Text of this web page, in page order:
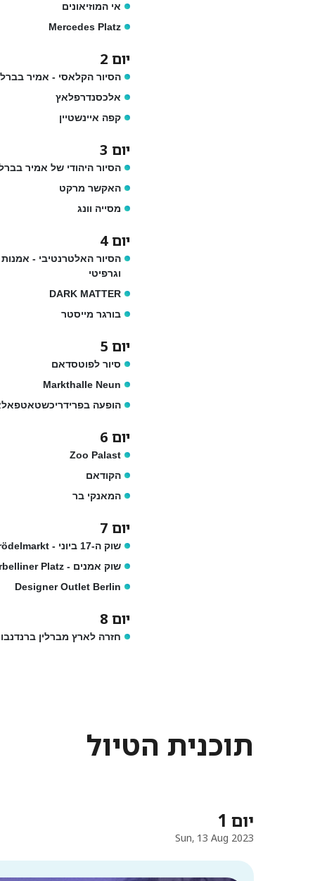
אי המוזיאונים
Mercedes Platz
יום 2
הסיור הקלאסי - אמיר
אלכסנדרפלאץ
קפה איינשטיין
יום 3
הסיור היהודי של אמיר
האקשר מרקט
מסייה וונג
יום 4
הסיור האלטרנטיבי -
וגרפיטי
DARK MATTER
בורגר מייסטר
יום 5
סיור לפוטסדאם
Markthalle Neun
הופעה
יום 6
Zoo Palast
הקודאם
המאנקי בר
יום 7
שוק ה-17 ביוני - Trödelmarkt
שוק אמנים - Fehrbelliner Platz
Designer Outlet Berlin
יום 8
חזרה לארץ מברלין
תוכנית הטיול
יום 1
Sun, 13 Aug 2023